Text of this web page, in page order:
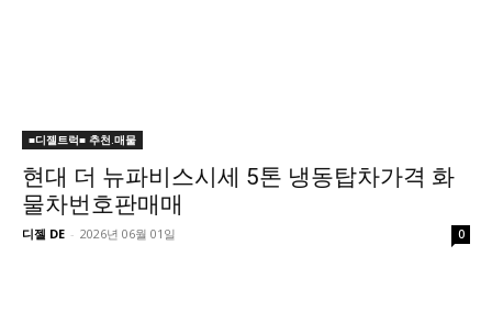
■디젤트럭■ 추천.매물
현대 더 뉴파비스시세 5톤 냉동탑차가격 화
물차번호판매매
디젤 DE - 2026년 06월 01일 0